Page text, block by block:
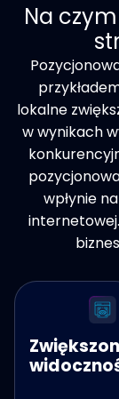
Na
lokalne
w wynikach
wpłynie